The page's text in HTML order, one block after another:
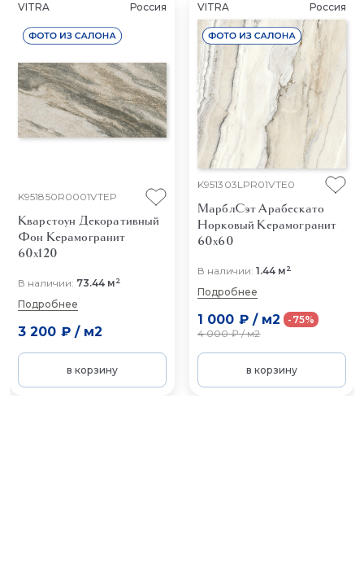
VITRA Россия
K951850R0001VTEP
Кварстоун Декоративный
Фон Керамогранит
60x120
В наличии: 73.44 м2
Подробнее
3 200 ₽/ м2
в корзину
VITRA Россия
K951303LPR01VTE0
МарблСэт Арабескато
Норковый Керамогранит
60x60
В наличии: 1.44 м2
Подробнее
1 000 ₽/ м2
4 000 ₽/м2
-75%
в корзину